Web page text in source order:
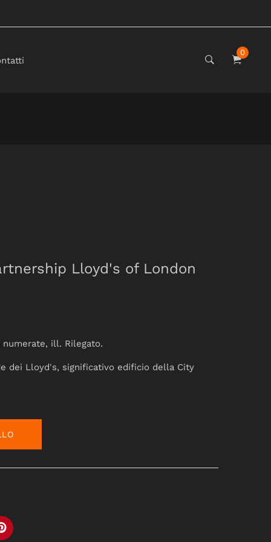
0
Lloyd's of London
numerate, ill. Rilegato.
dei Lloyd's, significativo edificio della City